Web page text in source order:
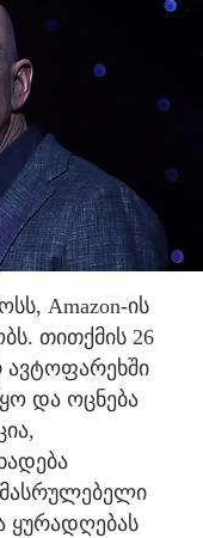
Amazon-ის
თითქმის 26
ავტოფარეხში
და ოცნება
ყურადღებას